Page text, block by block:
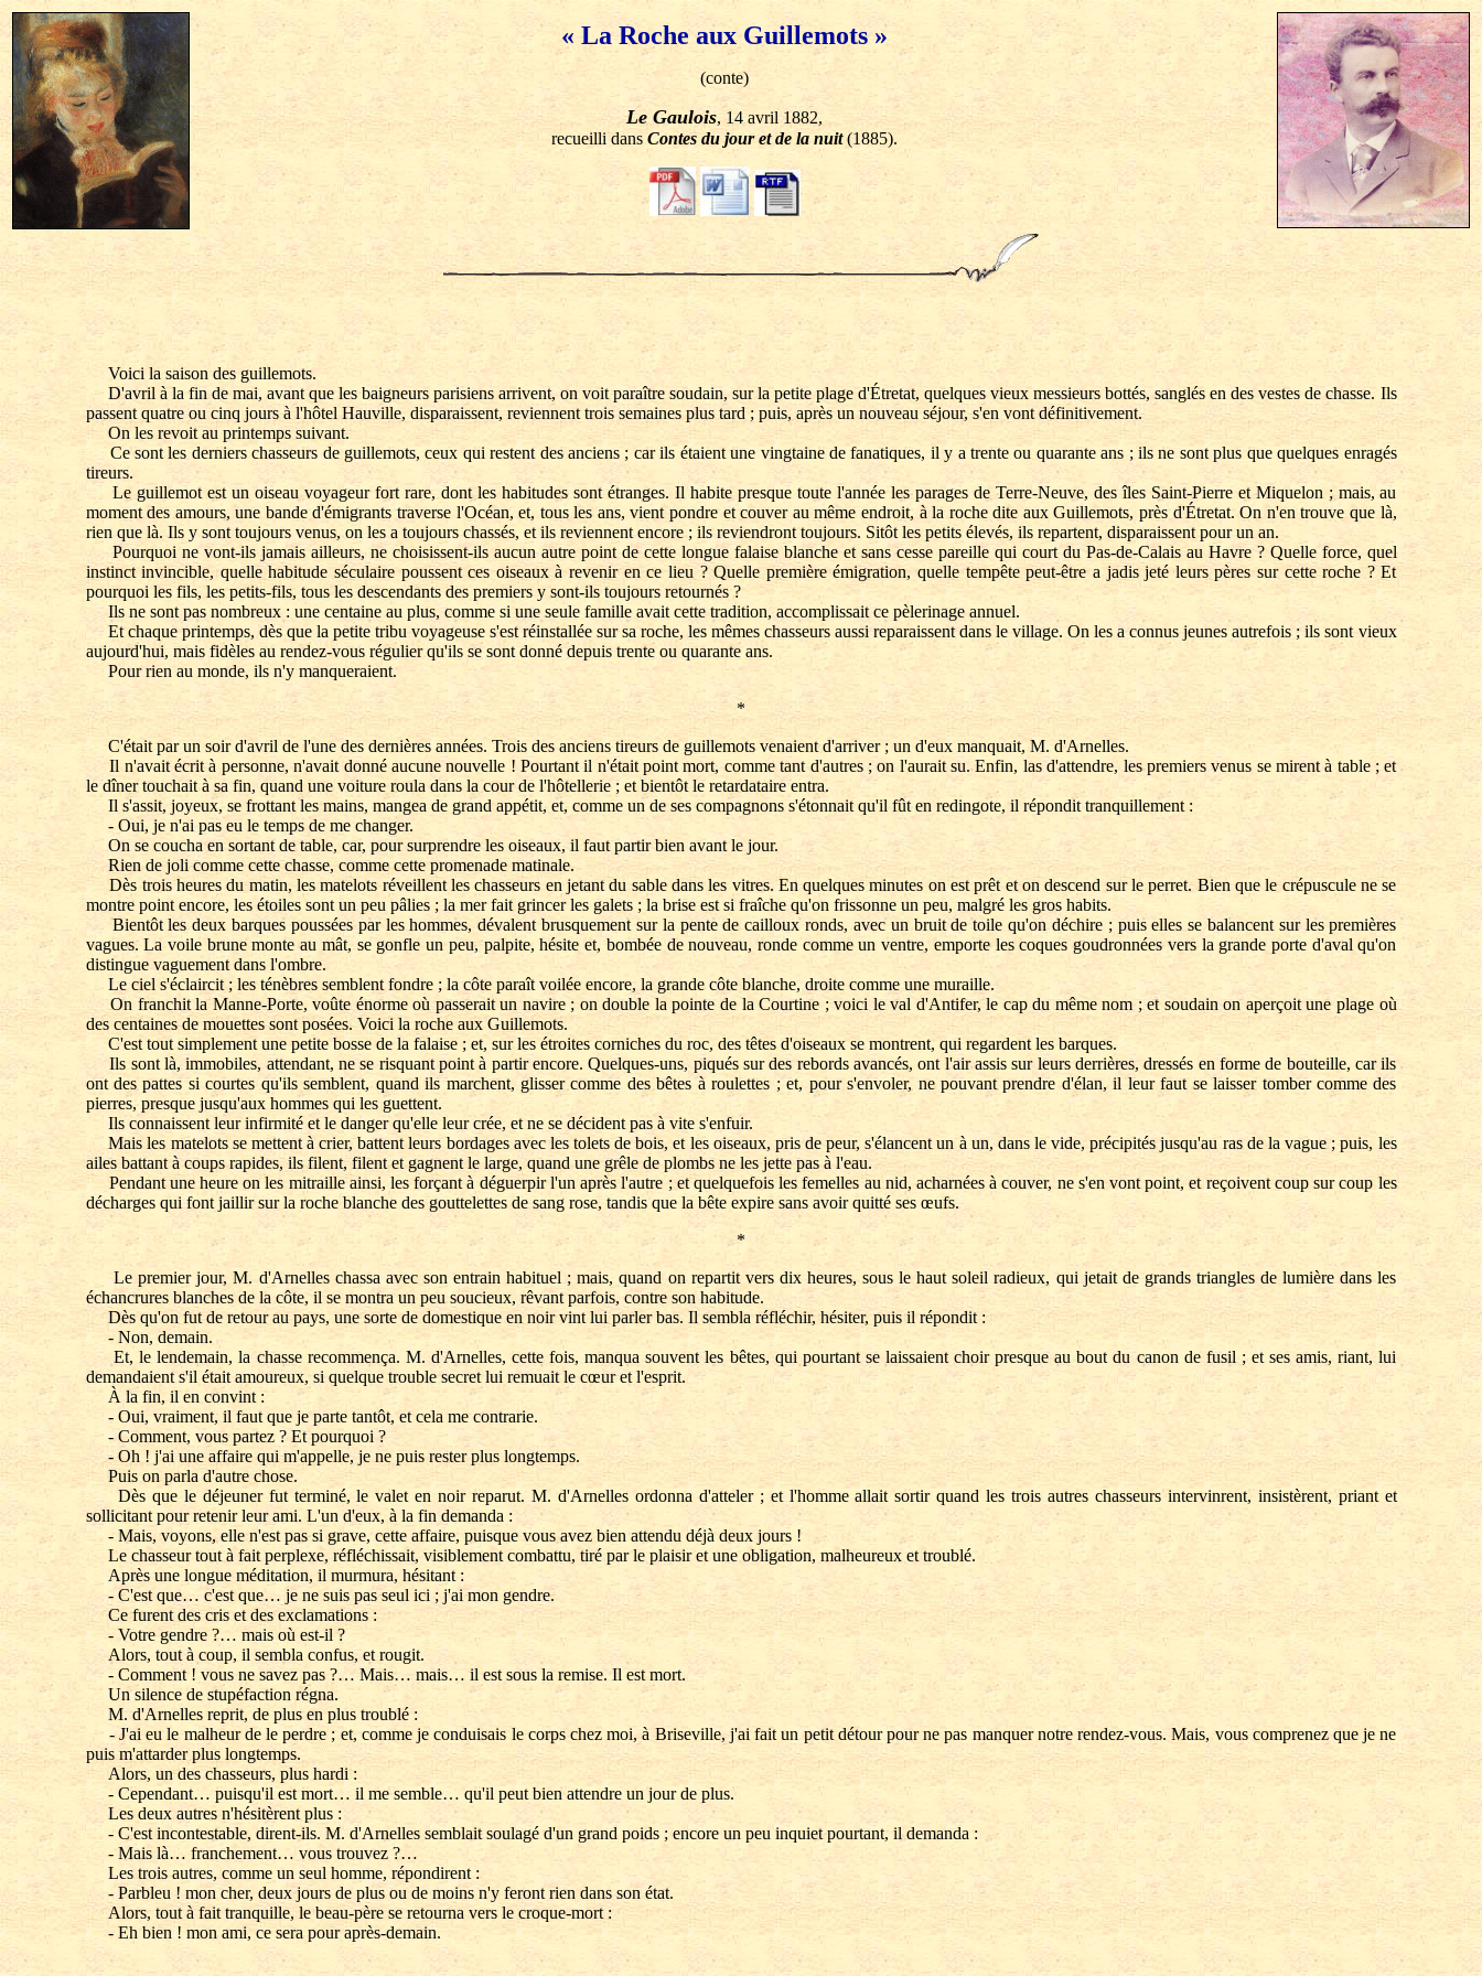
« La Roche aux Guillemots »
(conte)
Le Gaulois, 14 avril 1882,
recueilli dans Contes du jour et de la nuit(1885).
Voici la saison des guillemots.
D'avril à la fin de mai, avant que les baigneurs parisiens arrivent, on voit paraître soudain, sur la petite plage d'Étretat, quelques vieux messieurs bottés, sanglés en des vestes de chasse. Ils
passent quatre ou cinq jours à l'hôtel Hauville, disparaissent, reviennent trois semaines plus tard ; puis, après un nouveau séjour, s'en vont définitivement.
On les revoit au printemps suivant.
Ce sont les derniers chasseurs de guillemots, ceux qui restent des anciens ; car ils étaient une vingtaine de fanatiques, il y a trente ou quarante ans ; ils ne sont plus que quelques enragés
tireurs.
Le guillemot est un oiseau voyageur fort rare, dont les habitudes sont étranges. Il habite presque toute l'année les parages de Terre-Neuve, des îles Saint-Pierre et Miquelon ; mais, au
moment des amours, une bande d'émigrants traverse l'Océan, et, tous les ans, vient pondre et couver au même endroit, à la roche dite aux Guillemots, près d'Étretat. On n'en trouve que là,
rien que là. Ils y sont toujours venus, on les a toujours chassés, et ils reviennent encore ; ils reviendront toujours. Sitôt les petits élevés, ils repartent, disparaissent pour un an.
Pourquoi ne vont-ils jamais ailleurs, ne choisissent-ils aucun autre point de cette longue falaise blanche et sans cesse pareille qui court du Pas-de-Calais au Havre ? Quelle force, quel
instinct invincible, quelle habitude séculaire poussent ces oiseaux à revenir en ce lieu ? Quelle première émigration, quelle tempête peut-être a jadis jeté leurs pères sur cette roche ? Et
pourquoi les fils, les petits-fils, tous les descendants des premiers y sont-ils toujours retournés ?
Ils ne sont pas nombreux : une centaine au plus, comme si une seule famille avait cette tradition, accomplissait ce pèlerinage annuel.
Et chaque printemps, dès que la petite tribu voyageuse s'est réinstallée sur sa roche, les mêmes chasseurs aussi reparaissent dans le village. On les a connus jeunes autrefois ; ils sont vieux
aujourd'hui, mais fidèles au rendez-vous régulier qu'ils se sont donné depuis trente ou quarante ans.
Pour rien au monde, ils n'y manqueraient.
*
C'était par un soir d'avril de l'une des dernières années. Trois des anciens tireurs de guillemots venaient d'arriver ; un d'eux manquait, M. d'Arnelles.
Il n'avait écrit à personne, n'avait donné aucune nouvelle ! Pourtant il n'était point mort, comme tant d'autres ; on l'aurait su. Enfin, las d'attendre, les premiers venus se mirent à table ; et
le dîner touchait à sa fin, quand une voiture roula dans la cour de l'hôtellerie ; et bientôt le retardataire entra.
Il s'assit, joyeux, se frottant les mains, mangea de grand appétit, et, comme un de ses compagnons s'étonnait qu'il fût en redingote, il répondit tranquillement :
- Oui, je n'ai pas eu le temps de me changer.
On se coucha en sortant de table, car, pour surprendre les oiseaux, il faut partir bien avant le jour.
Rien de joli comme cette chasse, comme cette promenade matinale.
Dès trois heures du matin, les matelots réveillent les chasseurs en jetant du sable dans les vitres. En quelques minutes on est prêt et on descend sur le perret. Bien que le crépuscule ne se
montre point encore, les étoiles sont un peu pâlies ; la mer fait grincer les galets ; la brise est si fraîche qu'on frissonne un peu, malgré les gros habits.
Bientôt les deux barques poussées par les hommes, dévalent brusquement sur la pente de cailloux ronds, avec un bruit de toile qu'on déchire ; puis elles se balancent sur les premières
vagues. La voile brune monte au mât, se gonfle un peu, palpite, hésite et, bombée de nouveau, ronde comme un ventre, emporte les coques goudronnées vers la grande porte d'aval qu'on
distingue vaguement dans l'ombre.
Le ciel s'éclaircit ; les ténèbres semblent fondre ; la côte paraît voilée encore, la grande côte blanche, droite comme une muraille.
On franchit la Manne-Porte, voûte énorme où passerait un navire ; on double la pointe de la Courtine ; voici le val d'Antifer, le cap du même nom ; et soudain on aperçoit une plage où
des centaines de mouettes sont posées. Voici la roche aux Guillemots.
C'est tout simplement une petite bosse de la falaise ; et, sur les étroites corniches du roc, des têtes d'oiseaux se montrent, qui regardent les barques.
Ils sont là, immobiles, attendant, ne se risquant point à partir encore. Quelques-uns, piqués sur des rebords avancés, ont l'air assis sur leurs derrières, dressés en forme de bouteille, car ils
ont des pattes si courtes qu'ils semblent, quand ils marchent, glisser comme des bêtes à roulettes ; et, pour s'envoler, ne pouvant prendre d'élan, il leur faut se laisser tomber comme des
pierres, presque jusqu'aux hommes qui les guettent.
Ils connaissent leur infirmité et le danger qu'elle leur crée, et ne se décident pas à vite s'enfuir.
Mais les matelots se mettent à crier, battent leurs bordages avec les tolets de bois, et les oiseaux, pris de peur, s'élancent un à un, dans le vide, précipités jusqu'au ras de la vague ; puis, les
ailes battant à coups rapides, ils filent, filent et gagnent le large, quand une grêle de plombs ne les jette pas à l'eau.
Pendant une heure on les mitraille ainsi, les forçant à déguerpir l'un après l'autre ; et quelquefois les femelles au nid, acharnées à couver, ne s'en vont point, et reçoivent coup sur coup les
décharges qui font jaillir sur la roche blanche des gouttelettes de sang rose, tandis que la bête expire sans avoir quitté ses œufs.
*
Le premier jour, M. d'Arnelles chassa avec son entrain habituel ; mais, quand on repartit vers dix heures, sous le haut soleil radieux, qui jetait de grands triangles de lumière dans les
échancrures blanches de la côte, il se montra un peu soucieux, rêvant parfois, contre son habitude.
Dès qu'on fut de retour au pays, une sorte de domestique en noir vint lui parler bas. Il sembla réfléchir, hésiter, puis il répondit :
- Non, demain.
Et, le lendemain, la chasse recommença. M. d'Arnelles, cette fois, manqua souvent les bêtes, qui pourtant se laissaient choir presque au bout du canon de fusil ; et ses amis, riant, lui
demandaient s'il était amoureux, si quelque trouble secret lui remuait le cœur et l'esprit.
À la fin, il en convint :
- Oui, vraiment, il faut que je parte tantôt, et cela me contrarie.
- Comment, vous partez ? Et pourquoi ?
- Oh ! j'ai une affaire qui m'appelle, je ne puis rester plus longtemps.
Puis on parla d'autre chose.
Dès que le déjeuner fut terminé, le valet en noir reparut. M. d'Arnelles ordonna d'atteler ; et l'homme allait sortir quand les trois autres chasseurs intervinrent, insistèrent, priant et
sollicitant pour retenir leur ami. L'un d'eux, à la fin demanda :
- Mais, voyons, elle n'est pas si grave, cette affaire, puisque vous avez bien attendu déjà deux jours !
Le chasseur tout à fait perplexe, réfléchissait, visiblement combattu, tiré par le plaisir et une obligation, malheureux et troublé.
Après une longue méditation, il murmura, hésitant :
- C'est que… c'est que… je ne suis pas seul ici ; j'ai mon gendre.
Ce furent des cris et des exclamations :
- Votre gendre ?… mais où est-il ?
Alors, tout à coup, il sembla confus, et rougit.
- Comment ! vous ne savez pas ?… Mais… mais… il est sous la remise. Il est mort.
Un silence de stupéfaction régna.
M. d'Arnelles reprit, de plus en plus troublé :
- J'ai eu le malheur de le perdre ; et, comme je conduisais le corps chez moi, à Briseville, j'ai fait un petit détour pour ne pas manquer notre rendez-vous. Mais, vous comprenez que je ne
puis m'attarder plus longtemps.
Alors, un des chasseurs, plus hardi :
- Cependant… puisqu'il est mort… il me semble… qu'il peut bien attendre un jour de plus.
Les deux autres n'hésitèrent plus :
- C'est incontestable, dirent-ils. M. d'Arnelles semblait soulagé d'un grand poids ; encore un peu inquiet pourtant, il demanda :
- Mais là… franchement… vous trouvez ?…
Les trois autres, comme un seul homme, répondirent :
- Parbleu ! mon cher, deux jours de plus ou de moins n'y feront rien dans son état.
Alors, tout à fait tranquille, le beau-père se retourna vers le croque-mort :
- Eh bien ! mon ami, ce sera pour après-demain.